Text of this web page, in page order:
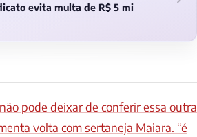
evita multa de R$ 5 mi
pode deixar de conferir essa outra
volta com sertaneja Maiara. “é